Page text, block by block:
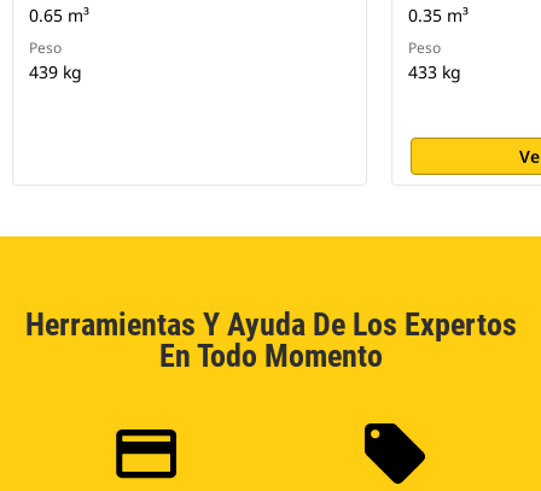
0.65 m³
Peso
439 kg
0.35 m³
Peso
433 kg
Herramientas Y Ayuda De Los Expertos
En Todo Momento